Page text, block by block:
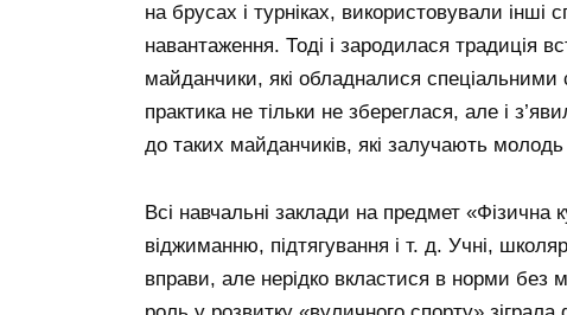
на брусах і турніках, використовували інші
навантаження. Тоді і зародилася традиція
майданчики, які обладналися спеціальними
практика не тільки не збереглася, але і
до таких майданчиків, які залучають
Всі навчальні заклади на предмет «Фізична
віджиманню, підтягування і т. д. Учні,
вправи, але нерідко вкластися в норми без